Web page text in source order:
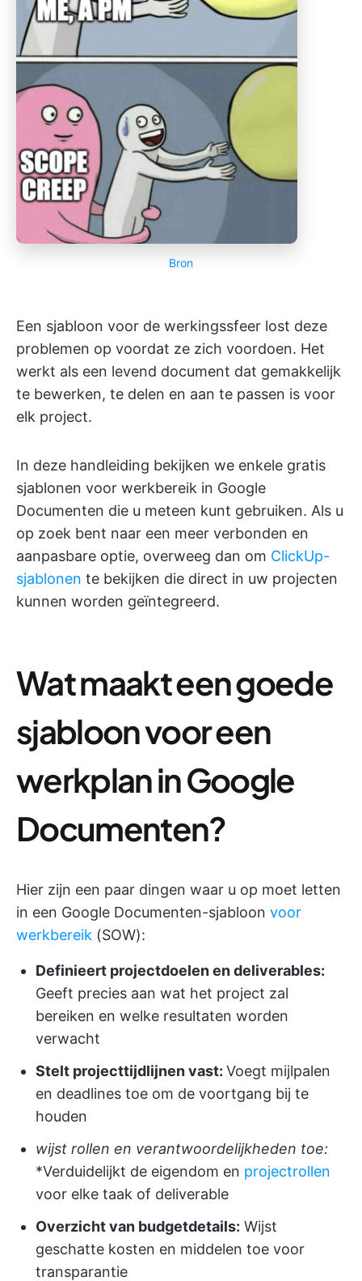
Bron
Een sjabloon voor de werkingssfeer lost deze
problemen op voordat ze zich voordoen. Het
werkt als een levend document dat gemakkelijk
te bewerken, te delen en aan te passen is voor
elk project.
In deze handleiding bekijken we enkele gratis
sjablonen voor werkbereik in Google
Documenten die u meteen kunt gebruiken. Als u
op zoek bent naar een meer verbonden en
aanpasbare optie, overweeg dan om ClickUp-
sjablonen te bekijken die direct in uw projecten
kunnen worden geïntegreerd.
Wat maakt een goede
sjabloon voor een
werkplan in Google
Documenten?
Hier zijn een paar dingen waar u op moet letten
in een Google Documenten-sjabloon voor
werkbereik (SOW):
Definieert projectdoelen en deliverables:
Geeft precies aan wat het project zal
bereiken en welke resultaten worden
verwacht
Stelt projecttijdlijnen vast: Voegt mijlpalen
en deadlines toe om de voortgang bij te
houden
wijst rollen en verantwoordelijkheden toe:
*Verduidelijkt de eigendom en projectrollen
voor elke taak of deliverable
Overzicht van budgetdetails: Wijst
geschatte kosten en middelen toe voor
transparantie